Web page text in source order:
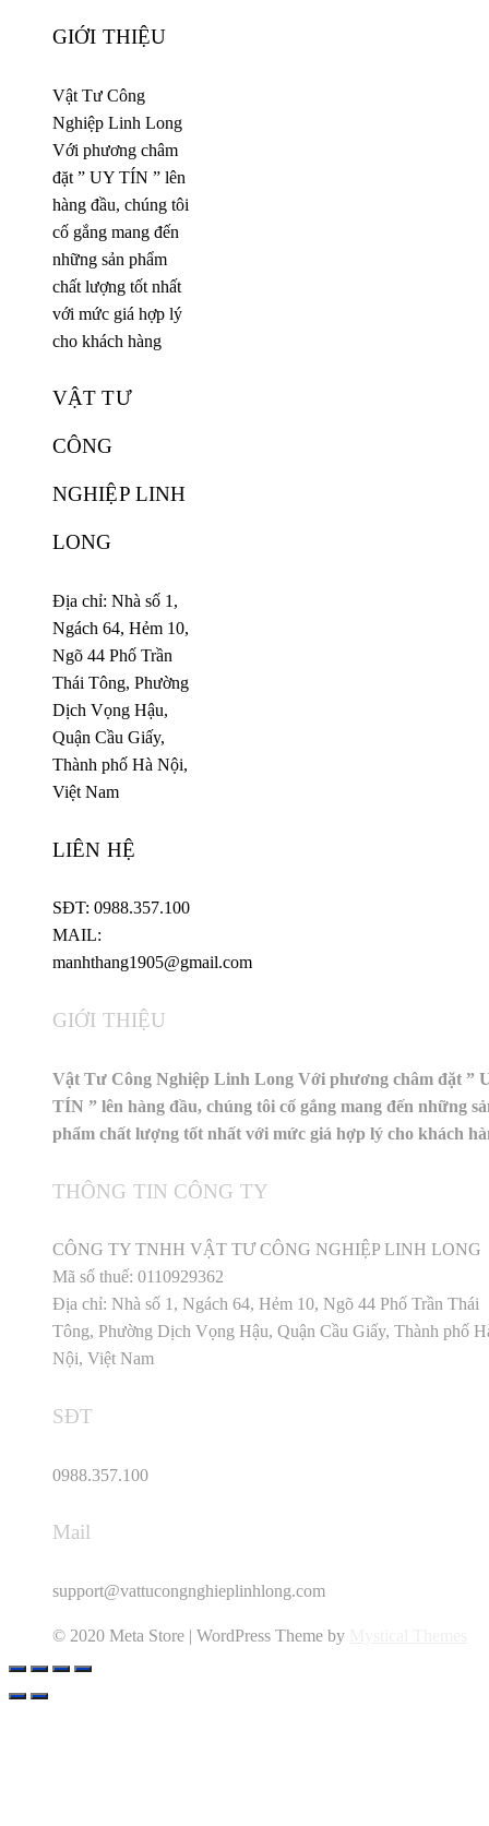
GIỚI THIỆU
Vật Tư Công
Nghiệp Linh Long
Với phương châm
đặt ” UY TÍN ” lên
hàng đầu, chúng tôi
cố gắng mang đến
những sản phẩm
chất lượng tốt nhất
với mức giá hợp lý
cho khách hàng
VẬT TƯ
CÔNG
NGHIỆP LINH
LONG
Địa chỉ: Nhà số 1,
Ngách 64, Hẻm 10,
Ngõ 44 Phố Trần
Thái Tông, Phường
Dịch Vọng Hậu,
Quận Cầu Giấy,
Thành phố Hà Nội,
Việt Nam
LIÊN HỆ
SĐT: 0988.357.100
MAIL:
manhthang1905@gmail.com
GIỚI THIỆU
Vật Tư Công Nghiệp Linh Long Với phương châm đặt ”
TÍN ” lên hàng đầu, chúng tôi cố gắng mang đến những
phẩm chất lượng tốt nhất với mức giá hợp lý cho khách
THÔNG TIN CÔNG TY
CÔNG TY TNHH VẬT TƯ CÔNG NGHIỆP LINH LONG
Mã số thuế: 0110929362
Địa chỉ: Nhà số 1, Ngách 64, Hẻm 10, Ngõ 44 Phố Trần Thái
Tông, Phường Dịch Vọng Hậu, Quận Cầu Giấy, Thành phố
Nội, Việt Nam
SĐT
0988.357.100
Mail
support@vattucongnghieplinhlong.com
© 2020 Meta Store | WordPress Theme by